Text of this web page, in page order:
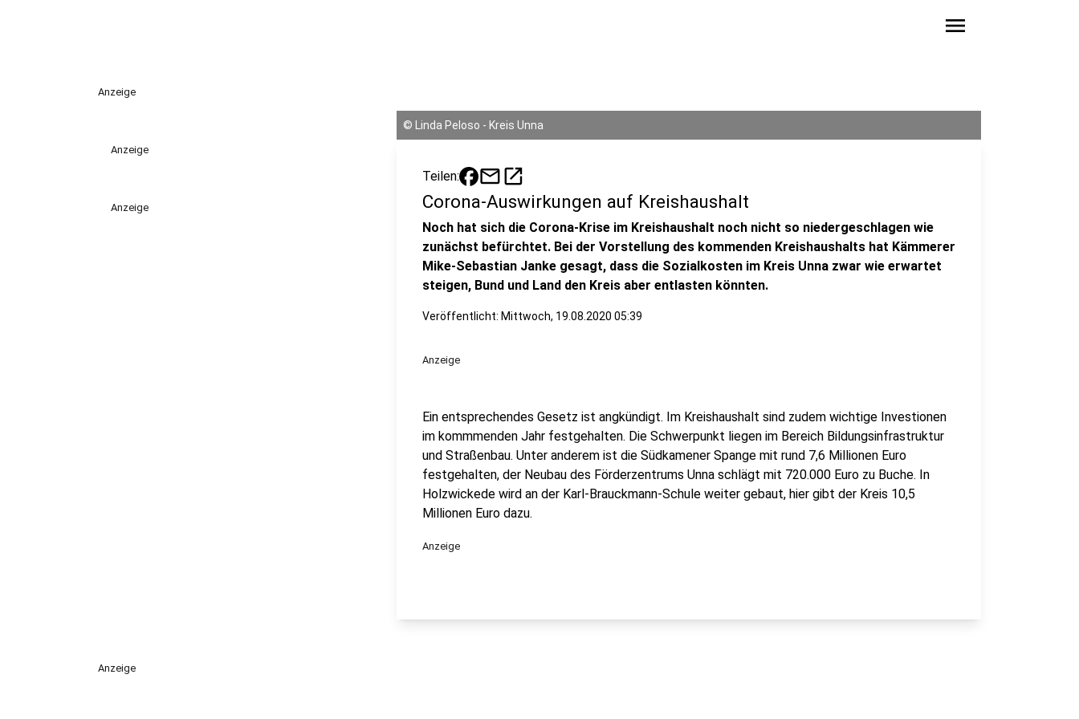
menu
Anzeige
Anzeige
Anzeige
© Linda Peloso - Kreis Unna
Teilen: mailopen_in_new
Corona-Auswirkungen auf Kreishaushalt
Noch hat sich die Corona-Krise im Kreishaushalt noch nicht so niedergeschlagen wie
zunächst befürchtet. Bei der Vorstellung des kommenden Kreishaushalts hat Kämmerer
Mike-Sebastian Janke gesagt, dass die Sozialkosten im Kreis Unna zwar wie erwartet
steigen, Bund und Land den Kreis aber entlasten könnten.
Veröffentlicht: Mittwoch, 19.08.2020 05:39
Anzeige
Ein entsprechendes Gesetz ist angkündigt. Im Kreishaushalt sind zudem wichtige Investionen
im kommmenden Jahr festgehalten. Die Schwerpunkt liegen im Bereich Bildungsinfrastruktur
und Straßenbau. Unter anderem ist die Südkamener Spange mit rund 7,6 Millionen Euro
festgehalten, der Neubau des Förderzentrums Unna schlägt mit 720.000 Euro zu Buche. In
Holzwickede wird an der Karl-Brauckmann-Schule weiter gebaut, hier gibt der Kreis 10,5
Millionen Euro dazu.
Anzeige
Anzeige